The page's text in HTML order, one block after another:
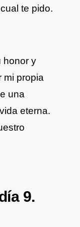
te pido.
honor y
mi propia
una
eterna.
9.